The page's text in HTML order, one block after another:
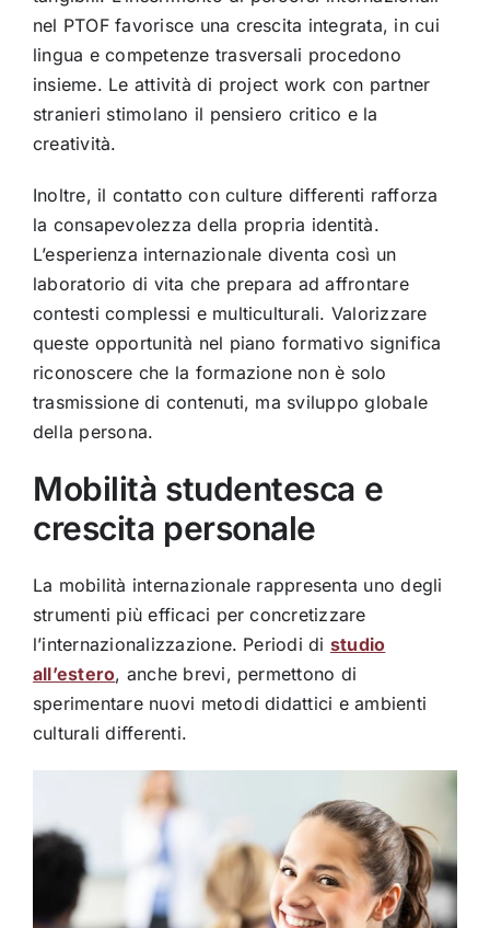
nel PTOF favorisce una crescita integrata, in cui
lingua e competenze trasversali procedono
insieme. Le attività di project work con partner
stranieri stimolano il pensiero critico e la
creatività.
Inoltre, il contatto con culture differenti rafforza
la consapevolezza della propria identità.
L’esperienza internazionale diventa così un
laboratorio di vita che prepara ad affrontare
contesti complessi e multiculturali. Valorizzare
queste opportunità nel piano formativo significa
riconoscere che la formazione non è solo
trasmissione di contenuti, ma sviluppo globale
della persona.
Mobilità studentesca e
crescita personale
La mobilità internazionale rappresenta uno degli
strumenti più efficaci per concretizzare
l’internazionalizzazione. Periodi di studio
all’estero, anche brevi, permettono di
sperimentare nuovi metodi didattici e ambienti
culturali differenti.